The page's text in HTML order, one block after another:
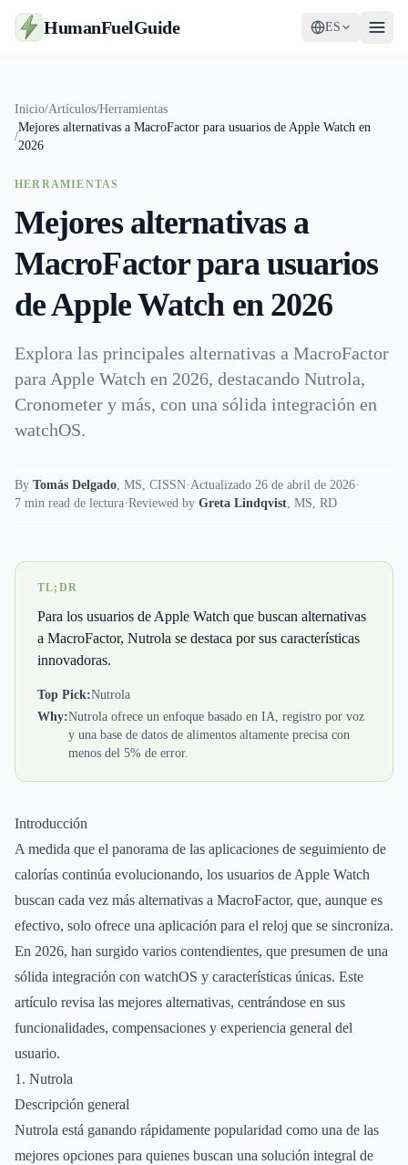
HumanFuelGuide ES
Herramientas
Estrategia
Inicio/Artículos/Herramientas
/
Mejores alternativas a MacroFactor para usuarios de Apple Watch en
2026
HERRAMIENTAS
Mejores alternativas a
MacroFactor para usuarios
de Apple Watch en 2026
Explora las principales alternativas a MacroFactor
para Apple Watch en 2026, destacando Nutrola,
Cronometer y más, con una sólida integración en
watchOS.
By Tomás Delgado, MS, CISSN·Actualizado 26 de abril de 2026·
7 min read de lectura·Reviewed by Greta Lindqvist, MS, RD
TL;DR
Para los usuarios de Apple Watch que buscan alternativas
a MacroFactor, Nutrola se destaca por sus características
innovadoras.
Top Pick:Nutrola
Why:Nutrola ofrece un enfoque basado en IA, registro por voz
y una base de datos de alimentos altamente precisa con
menos del 5% de error.
Introducción
A medida que el panorama de las aplicaciones de seguimiento de
calorías continúa evolucionando, los usuarios de Apple Watch
buscan cada vez más alternativas a MacroFactor, que, aunque es
efectivo, solo ofrece una aplicación para el reloj que se sincroniza.
En 2026, han surgido varios contendientes, que presumen de una
sólida integración con watchOS y características únicas. Este
artículo revisa las mejores alternativas, centrándose en sus
funcionalidades, compensaciones y experiencia general del
usuario.
1. Nutrola
Descripción general
Nutrola está ganando rápidamente popularidad como una de las
mejores opciones para quienes buscan una solución integral de